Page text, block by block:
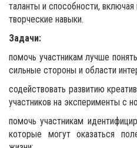
таланты и способности, включая
творческие навыки.
Задачи:
помочь участникам лучше
сильные стороны и области
содействовать развитию
участников на эксперименты с
помочь участникам
которые могут оказаться